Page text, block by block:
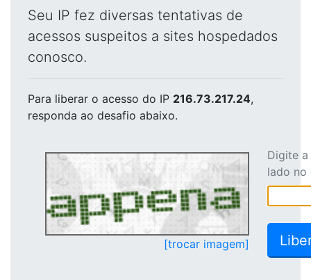
Seu IP fez diversas tentativas de
acessos suspeitos a sites hospedados
conosco.
Para liberar o acesso do IP 216.73.217.24,
responda ao desafio abaixo.
[trocar imagem]
Digite
lado no